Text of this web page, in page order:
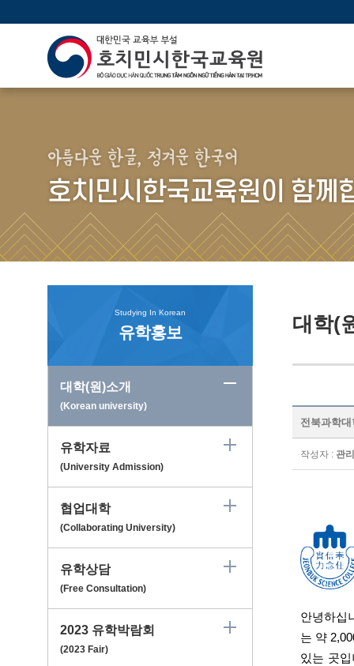
아름다운 한글, 정겨운 한국어
호치민시한국교육원이 함께
Studying In Korean
유학홍보
대학(원)소개
(Korean university)
유학자료
(University Admission)
협업대학
(Collaborating University)
유학상담
(Free Consultation)
2023 유학박람회
(2023 Fair)
대학(
전북과학
작성자 : 관
안녕하십
는 약
있는 곳